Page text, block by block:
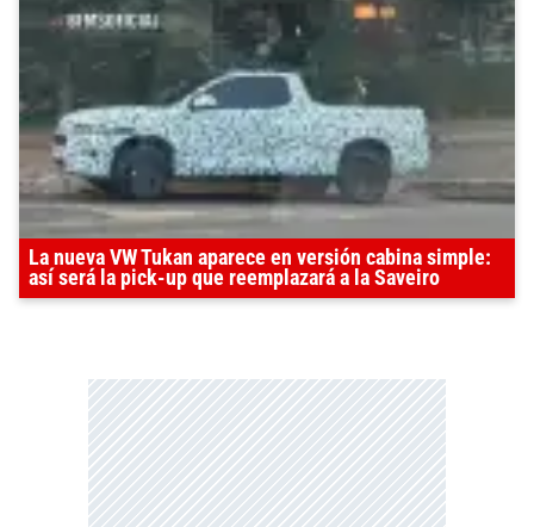
La nueva VW Tukan aparece en versión cabina simple:
así será la pick-up que reemplazará a la Saveiro